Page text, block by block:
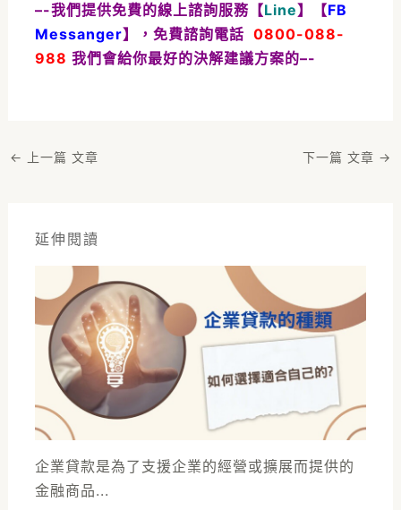
–-我們提供免費的線上諮詢服務【Line】【FB
Messanger】，免費諮詢電話 0800-088-
988 我們會給你最好的決解建議方案的–-
← 上一篇 文章 下一篇 文章 →
延伸閱讀
企業貸款是為了支援企業的經營或擴展而提供的
金融商品...